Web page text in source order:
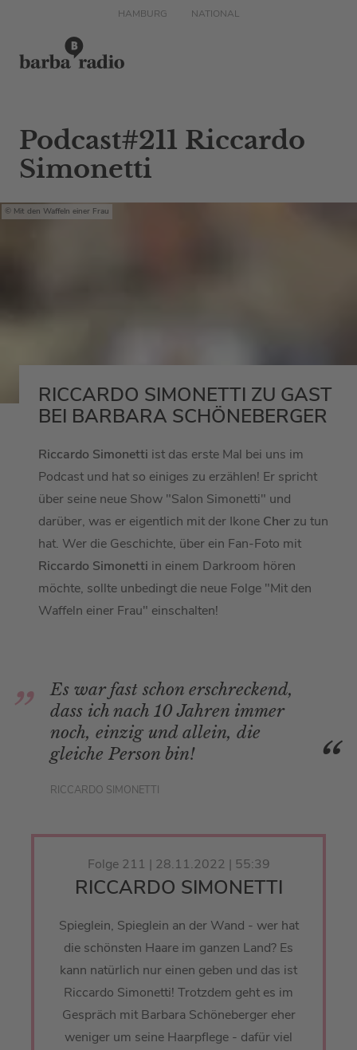
HAMBURG NATIONAL
Podcast#211 Riccardo
Simonetti
Mit den Waffeln einer Frau
RICCARDO SIMONETTI ZU GAST
BEI BARBARA SCHÖNEBERGER
Riccardo Simonetti ist das erste Mal bei uns im
Podcast und hat so einiges zu erzählen! Er spricht
über seine neue Show "Salon Simonetti" und
darüber, was er eigentlich mit der Ikone Cher zu tun
hat. Wer die Geschichte, über ein Fan-Foto mit
Riccardo Simonetti in einem Darkroom hören
möchte, sollte unbedingt die neue Folge "Mit den
Waffeln einer Frau" einschalten!
Es war fast schon erschreckend,
dass ich nach 10 Jahren immer
noch, einzig und allein, die
gleiche Person bin!
RICCARDO SIMONETTI
Folge 211 | 28.11.2022 | 55:39
RICCARDO SIMONETTI
Spieglein, Spieglein an der Wand - wer hat
die schönsten Haare im ganzen Land? Es
kann natürlich nur einen geben und das ist
Riccardo Simonetti! Trotzdem geht es im
Gespräch mit Barbara Schöneberger eher
weniger um seine Haarpflege - dafür viel